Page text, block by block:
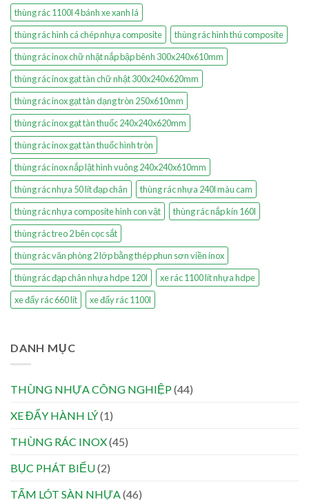
thùng rác 1100l 4 bánh xe xanh lá
thùng rác hình cá chép nhựa composite
thùng rác hình thú composite
thùng rác inox chữ nhật nắp bập bênh 300x240x610mm
thùng rác inox gạt tàn chữ nhật 300x240x620mm
thùng rác inox gạt tàn dạng tròn 250x610mm
thùng rác inox gạt tàn thuốc 240x240x620mm
thùng rác inox gạt tàn thuốc hình tròn
thùng rác inox nắp lật hình vuông 240x240x610mm
thùng rác nhựa 50 lít đạp chân
thùng rác nhựa 240l màu cam
thùng rác nhựa composite hình con vật
thùng rác nắp kín 160l
thùng rác treo 2 bên cọc sắt
thùng rác văn phòng 2 lớp bằng thép phun sơn viền inox
thùng rác đạp chân nhựa hdpe 120l
xe rác 1100 lít nhựa hdpe
xe đẩy rác 660 lít
xe đẩy rác 1100l
DANH MỤC
THÙNG NHỰA CÔNG NGHIỆP(44)
XE ĐẨY HÀNH LÝ(1)
THÙNG RÁC INOX(45)
BỤC PHÁT BIỂU(2)
TẤM LÓT SÀN NHỰA(46)